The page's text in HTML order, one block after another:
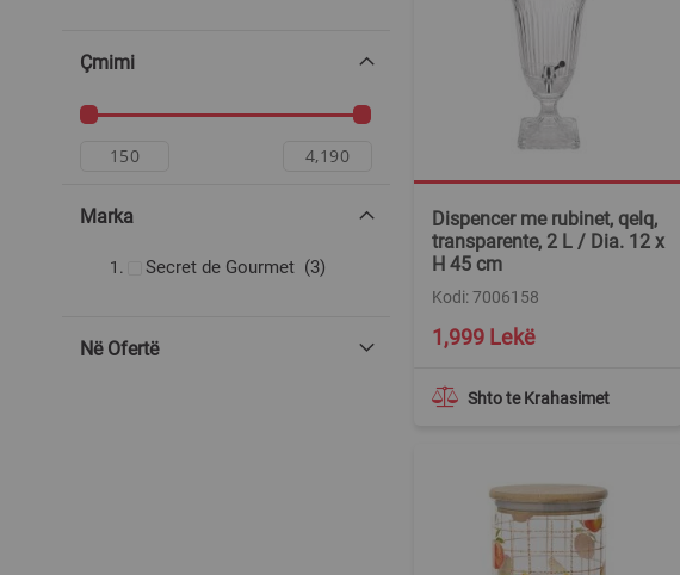
Dispencer me rubinet, qelq,
transparente, 2 L / Dia. 12 x
H 45 cm
Kodi: 7006158
Shto te Krahasimet
1,999 Lekë
Çmimi
Marka
Secret de Gourmet 3produkte
Në Ofertë